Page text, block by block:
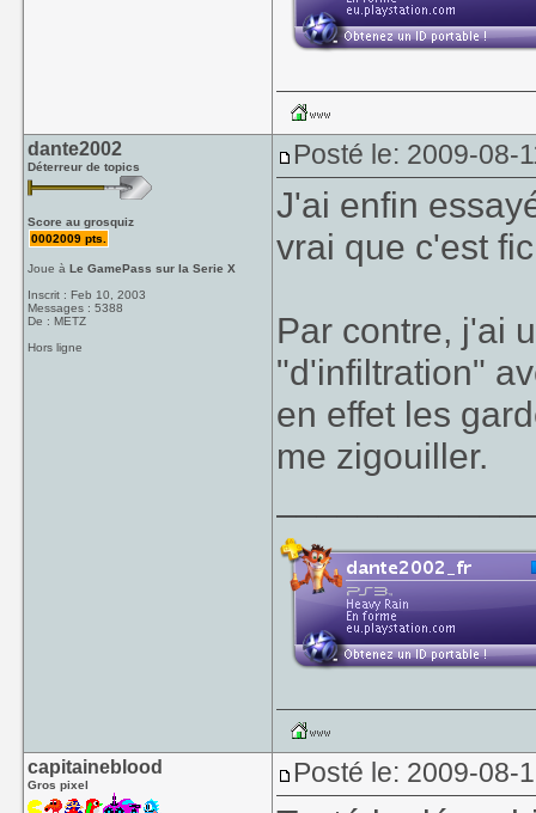
dante2002
Déterreur de topics
Score au grosquiz
0002009 pts.
Joue àLe GamePass sur la Serie X
Inscrit : Feb 10, 2003
Messages : 5388
De : METZ
Hors ligne
Posté le: 2009-08-
J'ai enfin
vrai que c'est
Par contre, j'ai
"d'infiltration"
en effet les
me zigouiller.
capitaineblood
Gros pixel Posté le: 2009-08-